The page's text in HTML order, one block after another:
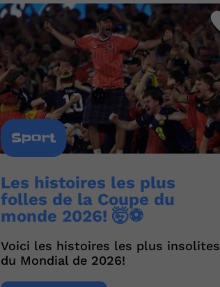
Sport
Les histoires les plus
folles de la Coupe du
monde 2026! 🤯⚽
Voici les histoires les plus insolites
du Mondial de 2026!